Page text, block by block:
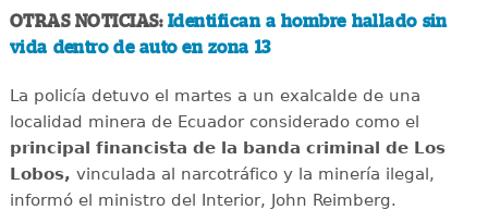
OTRAS NOTICIAS: Identifican a hombre hallado sin
vida dentro de auto en zona 13
La policía detuvo el martes a un exalcalde de una
localidad minera de Ecuador considerado como el
principal financista de la banda criminal de Los
Lobos, vinculada al narcotráfico y la minería ilegal,
informó el ministro del Interior, John Reimberg.